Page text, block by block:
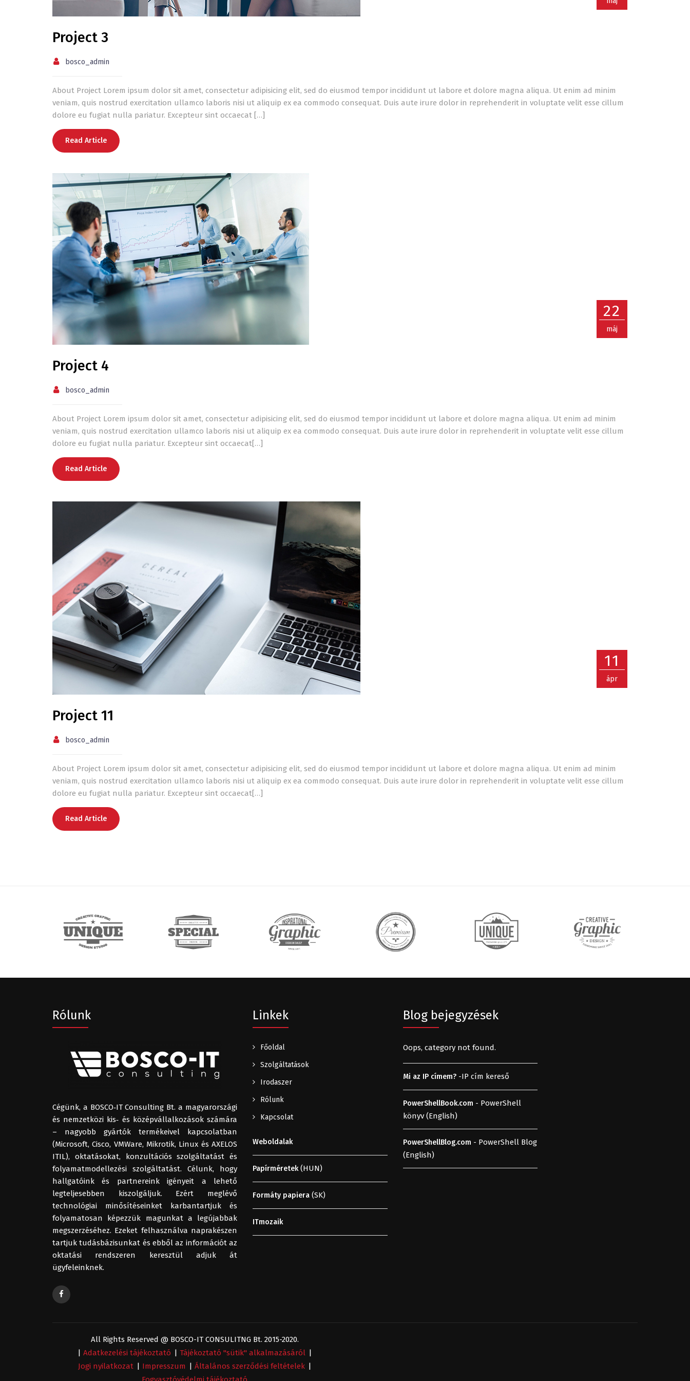
Project 3
bosco_admin
About Project Lorem ipsum dolor sit amet, consectetur adipisicing elit, sed do eiusmod tempor incididunt ut labore et dolore magna aliqua. Ut enim ad minim
veniam, quis nostrud exercitation ullamco laboris nisi ut aliquip ex ea commodo consequat. Duis aute irure dolor in reprehenderit in voluptate velit esse cillum
dolore eu fugiat nulla pariatur. Excepteur sint occaecat […]
Read Article
22
máj
Project 4
bosco_admin
About Project Lorem ipsum dolor sit amet, consectetur adipisicing elit, sed do eiusmod tempor incididunt ut labore et dolore magna aliqua. Ut enim ad minim
veniam, quis nostrud exercitation ullamco laboris nisi ut aliquip ex ea commodo consequat. Duis aute irure dolor in reprehenderit in voluptate velit esse cillum
dolore eu fugiat nulla pariatur. Excepteur sint occaecat[…]
Read Article
11
ápr
Project 11
bosco_admin
About Project Lorem ipsum dolor sit amet, consectetur adipisicing elit, sed do eiusmod tempor incididunt ut labore et dolore magna aliqua. Ut enim ad minim
veniam, quis nostrud exercitation ullamco laboris nisi ut aliquip ex ea commodo consequat. Duis aute irure dolor in reprehenderit in voluptate velit esse cillum
dolore eu fugiat nulla pariatur. Excepteur sint occaecat[…]
Read Article
Rólunk
Cégünk, a BOSCO‑IT Consulting Bt. a magyarországi
és nemzetközi kis‑ és középvállalkozások számára
– nagyobb gyártók termékeivel kapcsolatban
(Microsoft, Cisco, VMWare, Mikrotik, Linux és AXELOS
ITIL), oktatásokat, konzultációs szolgáltatást és
folyamatmodellezési szolgáltatást. Célunk, hogy
hallgatóink és partnereink igényeit a lehető
legteljesebben kiszolgáljuk. Ezért meglévő
technológiai minősítéseinket karbantartjuk és
folyamatosan képezzük magunkat a legújabbak
megszerzéséhez. Ezeket felhasználva naprakészen
tartjuk tudásbázisunkat és ebből az információt az
oktatási rendszeren keresztül adjuk át
ügyfeleinknek.
Linkek
Főoldal
Szolgáltatások
Irodaszer
Rólunk
Kapcsolat
Weboldalak
Papírméretek(HUN)
Formáty papiera (SK)
ITmozaik
Blog bejegyzések
Oops, category not found.
Mi az IP címem?-IP cím kereső
PowerShellBook.com - PowerShell
könyv (English)
PowerShellBlog.com - PowerShell Blog
(English)
All Rights Reserved @ BOSCO-IT CONSULITNG Bt. 2015-2020.
Adatkezelési tájékoztató Tájékoztató "sütik" alkalmazásáról
Jogi nyilatkozat
Impresszum Általános szerződési feltételek